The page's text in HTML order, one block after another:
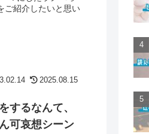
ご紹介したいと思い
2025.08.15
するなんて、
可哀想シーン